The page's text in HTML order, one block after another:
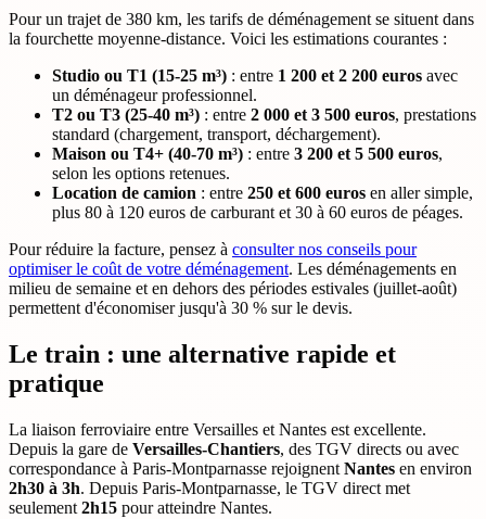
Pour un trajet de 380 km, les tarifs de déménagement se situent dans
la fourchette moyenne-distance. Voici les estimations courantes :
Studio ou T1 (15-25 m³) : entre 1 200 et 2 200 euros avec
un déménageur professionnel.
T2 ou T3 (25-40 m³) : entre 2 000 et 3 500 euros, prestations
standard (chargement, transport, déchargement).
Maison ou T4+ (40-70 m³) : entre 3 200 et 5 500 euros,
selon les options retenues.
Location de camion : entre 250 et 600 euros en aller simple,
plus 80 à 120 euros de carburant et 30 à 60 euros de péages.
Pour réduire la facture, pensez à consulter nos conseils pour
optimiser le coût de votre déménagement. Les déménagements en
milieu de semaine et en dehors des périodes estivales (juillet-août)
permettent d'économiser jusqu'à 30 % sur le devis.
Le train : une alternative rapide et
pratique
La liaison ferroviaire entre Versailles et Nantes est excellente.
Depuis la gare de Versailles-Chantiers, des TGV directs ou avec
correspondance à Paris-Montparnasse rejoignent Nantes en environ
2h30 à 3h. Depuis Paris-Montparnasse, le TGV direct met
seulement 2h15 pour atteindre Nantes.